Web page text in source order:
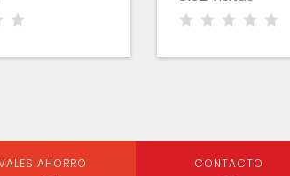
AHORRO CONTACTO